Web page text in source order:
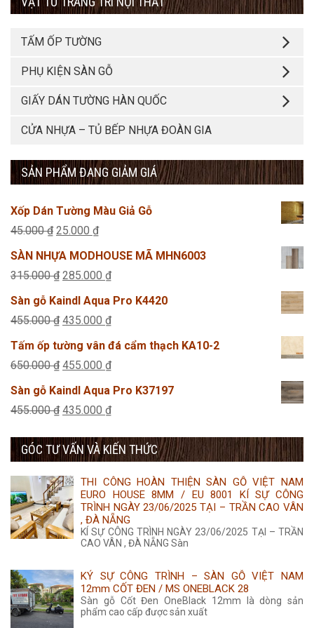
TẤM ỐP TƯỜNG
PHỤ KIỆN SÀN GỖ
GIẤY DÁN TƯỜNG HÀN QUỐC
CỬA NHỰA – TỦ BẾP NHỰA ĐOÀN GIA
SẢN PHẨM ĐANG GIẢM GIÁ
Xốp Dán Tường Màu Giả Gỗ
45.000₫ Giá
gốc
là:
25.000 ₫Giá
hiện
tại
25.000 ₫.
SÀN NHỰA MODHOUSE MÃ MHN6003
315.000₫ Giá
gốc
là:
285.000 ₫Giá
hiện
tại
285.000 ₫.
Sàn gỗ Kaindl Aqua Pro K4420
455.000₫ Giá
gốc
là:
435.000 ₫Giá
hiện
tại
435.000 ₫.
Tấm ốp tường vân đá cẩm thạch KA10-2
650.000₫ Giá
gốc
là:
455.000 ₫Giá
hiện
tại
455.000 ₫.
Sàn gỗ Kaindl Aqua Pro K37197
455.000₫ Giá
là:
435.000 ₫Giá
tại
435.000 ₫.
GÓC TƯ VẤN VÀ KIẾN THỨC
THI CÔNG HOÀN THIỆN SÀN GỖ VIỆT NAM
EURO HOUSE 8MM / EU 8001 KÍ SỰ CÔNG
TRÌNH NGÀY 23/06/2025 TẠI – TRẦN CAO VÂN
, ĐÀ NẴNG
KÍ SỰ CÔNG TRÌNH NGÀY 23/06/2025 TẠI – TRẦN
CAO VÂN , ĐÀ NẴNG Sàn
KÝ SỰ CÔNG TRÌNH – SÀN GỖ VIỆT NAM
12mm CỐT ĐEN / MS ONEBLACK 28
Sàn gỗ Cốt Đen OneBlack 12mm là dòng sản
phẩm cao cấp được sản xuất